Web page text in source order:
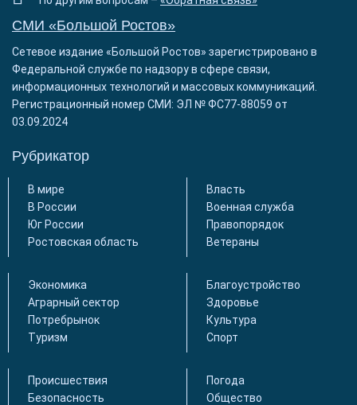
СМИ «Большой Ростов»
Сетевое издание «Большой Ростов» зарегистрировано в
Федеральной службе по надзору в сфере связи,
информационных технологий и массовых коммуникаций.
Регистрационный номер СМИ: ЭЛ № ФС77-88059 от
03.09.2024
Рубрикатор
В мире
В России
Юг России
Ростовская область
Власть
Военная служба
Правопорядок
Ветераны
Экономика
Аграрный сектор
Потребрынок
Туризм
Благоустройство
Здоровье
Культура
Спорт
Происшествия
Безопасность
Погода
Общество